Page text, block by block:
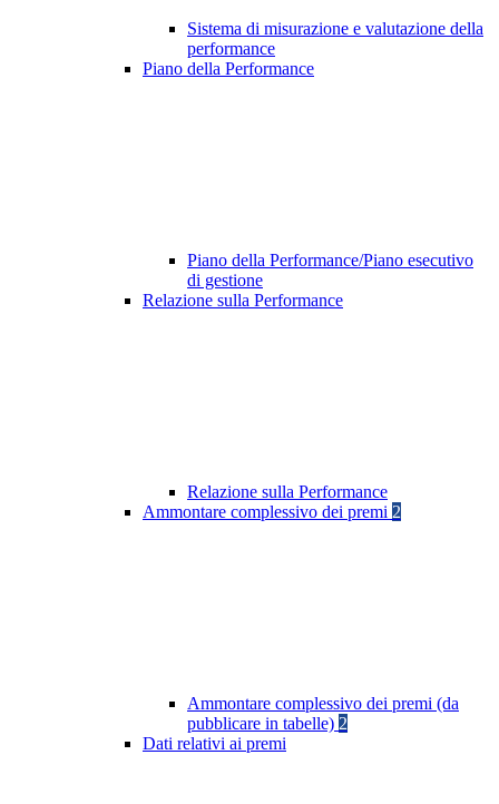
Sistema di misurazione e valutazione della
performance
Piano della Performance
Piano della Performance/Piano esecutivo
di gestione
Relazione sulla Performance
Relazione sulla Performance
Ammontare complessivo dei premi 2
Ammontare complessivo dei premi (da
pubblicare in tabelle) 2
Dati relativi ai premi